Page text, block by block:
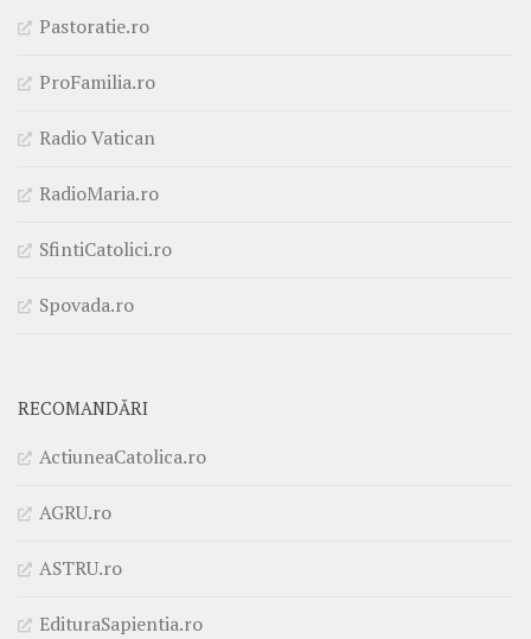
Pastoratie.ro
ProFamilia.ro
Radio Vatican
RadioMaria.ro
SfintiCatolici.ro
Spovada.ro
RECOMANDĂRI
ActiuneaCatolica.ro
AGRU.ro
ASTRU.ro
EdituraSapientia.ro